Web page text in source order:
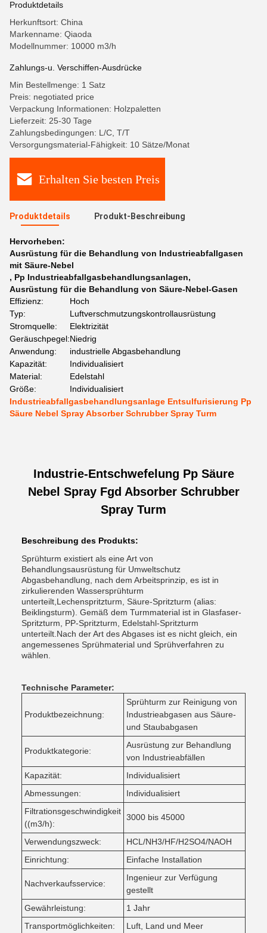
Produktdetails
Herkunftsort: China
Markenname: Qiaoda
Modellnummer: 10000 m3/h
Zahlungs-u. Verschiffen-Ausdrücke
Min Bestellmenge: 1 Satz
Preis: negotiated price
Verpackung Informationen: Holzpaletten
Lieferzeit: 25-30 Tage
Zahlungsbedingungen: L/C, T/T
Versorgungsmaterial-Fähigkeit: 10 Sätze/Monat
Erhalten Sie besten Preis
Produktdetails Produkt-Beschreibung
Hervorheben:
Ausrüstung für die Behandlung von Industrieabfallgasen
mit Säure-Nebel
, Pp Industrieabfallgasbehandlungsanlagen,
Ausrüstung für die Behandlung von Säure-Nebel-Gasen
Effizienz:
Hoch
Typ:
Luftverschmutzungskontrollausrüstung
Stromquelle:
Elektrizität
Geräuschpegel:Niedrig
Anwendung:
industrielle Abgasbehandlung
Kapazität:
Individualisiert
Material:
Edelstahl
Größe:
Individualisiert
Industrieabfallgasbehandlungsanlage Entsulfurisierung Pp
Säure Nebel Spray Absorber Schrubber Spray Turm
Industrie-Entschwefelung Pp Säure
Nebel Spray Fgd Absorber Schrubber
Spray Turm
Beschreibung des Produkts:
Sprühturm existiert als eine Art von
Behandlungsausrüstung für Umweltschutz
Abgasbehandlung, nach dem Arbeitsprinzip, es ist in
zirkulierenden Wassersprühturm
unterteilt,Lechenspritzturm, Säure-Spritzturm (alias:
Beiklingsturm). Gemäß dem Turmmaterial ist in Glasfaser-
Spritzturm, PP-Spritzturm, Edelstahl-Spritzturm
unterteilt.Nach der Art des Abgases ist es nicht gleich, ein
angemessenes Sprühmaterial und Sprühverfahren zu
wählen.
Technische Parameter:
Produktbezeichnung:
Sprühturm zur Reinigung von
Industrieabgasen aus Säure-
und Staubabgasen
Produktkategorie:
Ausrüstung zur Behandlung
von Industrieabfällen
Kapazität:
Individualisiert
Abmessungen:
Individualisiert
Filtrationsgeschwindigkeit
((m3/h):
3000 bis 45000
Verwendungszweck:
HCL/NH3/HF/H2SO4/NAOH
Einrichtung:
Einfache Installation
Nachverkaufsservice:
Ingenieur zur Verfügung
gestellt
Gewährleistung:
1 Jahr
Transportmöglichkeiten:
Luft, Land und Meer